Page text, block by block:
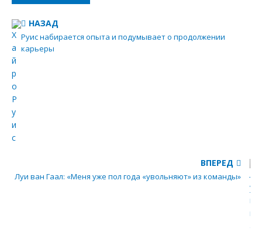
НАЗАД
Руис набирается опыта и подумывает о продолжении
карьеры
ВПЕРЕД
Луи ван Гаал: «Меня уже пол года «увольняют» из команды»